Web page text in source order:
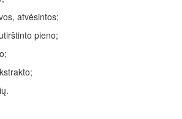
atvėsintos;
pieno;